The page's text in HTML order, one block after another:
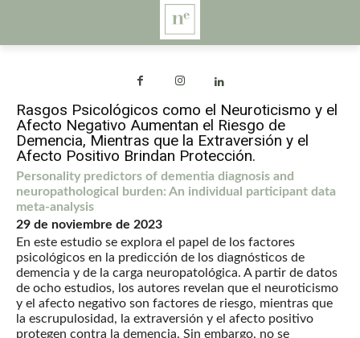
Rasgos Psicológicos como el Neuroticismo y el
Afecto Negativo Aumentan el Riesgo de
Demencia, Mientras que la Extraversión y el
Afecto Positivo Brindan Protección.
Personality predictors of dementia diagnosis and
neuropathological burden: An individual participant data
meta-analysis
29 de noviembre de 2023
En este estudio se explora el papel de los factores
psicológicos en la predicción de los diagnósticos de
demencia y de la carga neuropatológica. A partir de datos
de ocho estudios, los autores revelan que el neuroticismo
y el afecto negativo son factores de riesgo, mientras que
la escrupulosidad, la extraversión y el afecto positivo
protegen contra la demencia. Sin embargo, no se